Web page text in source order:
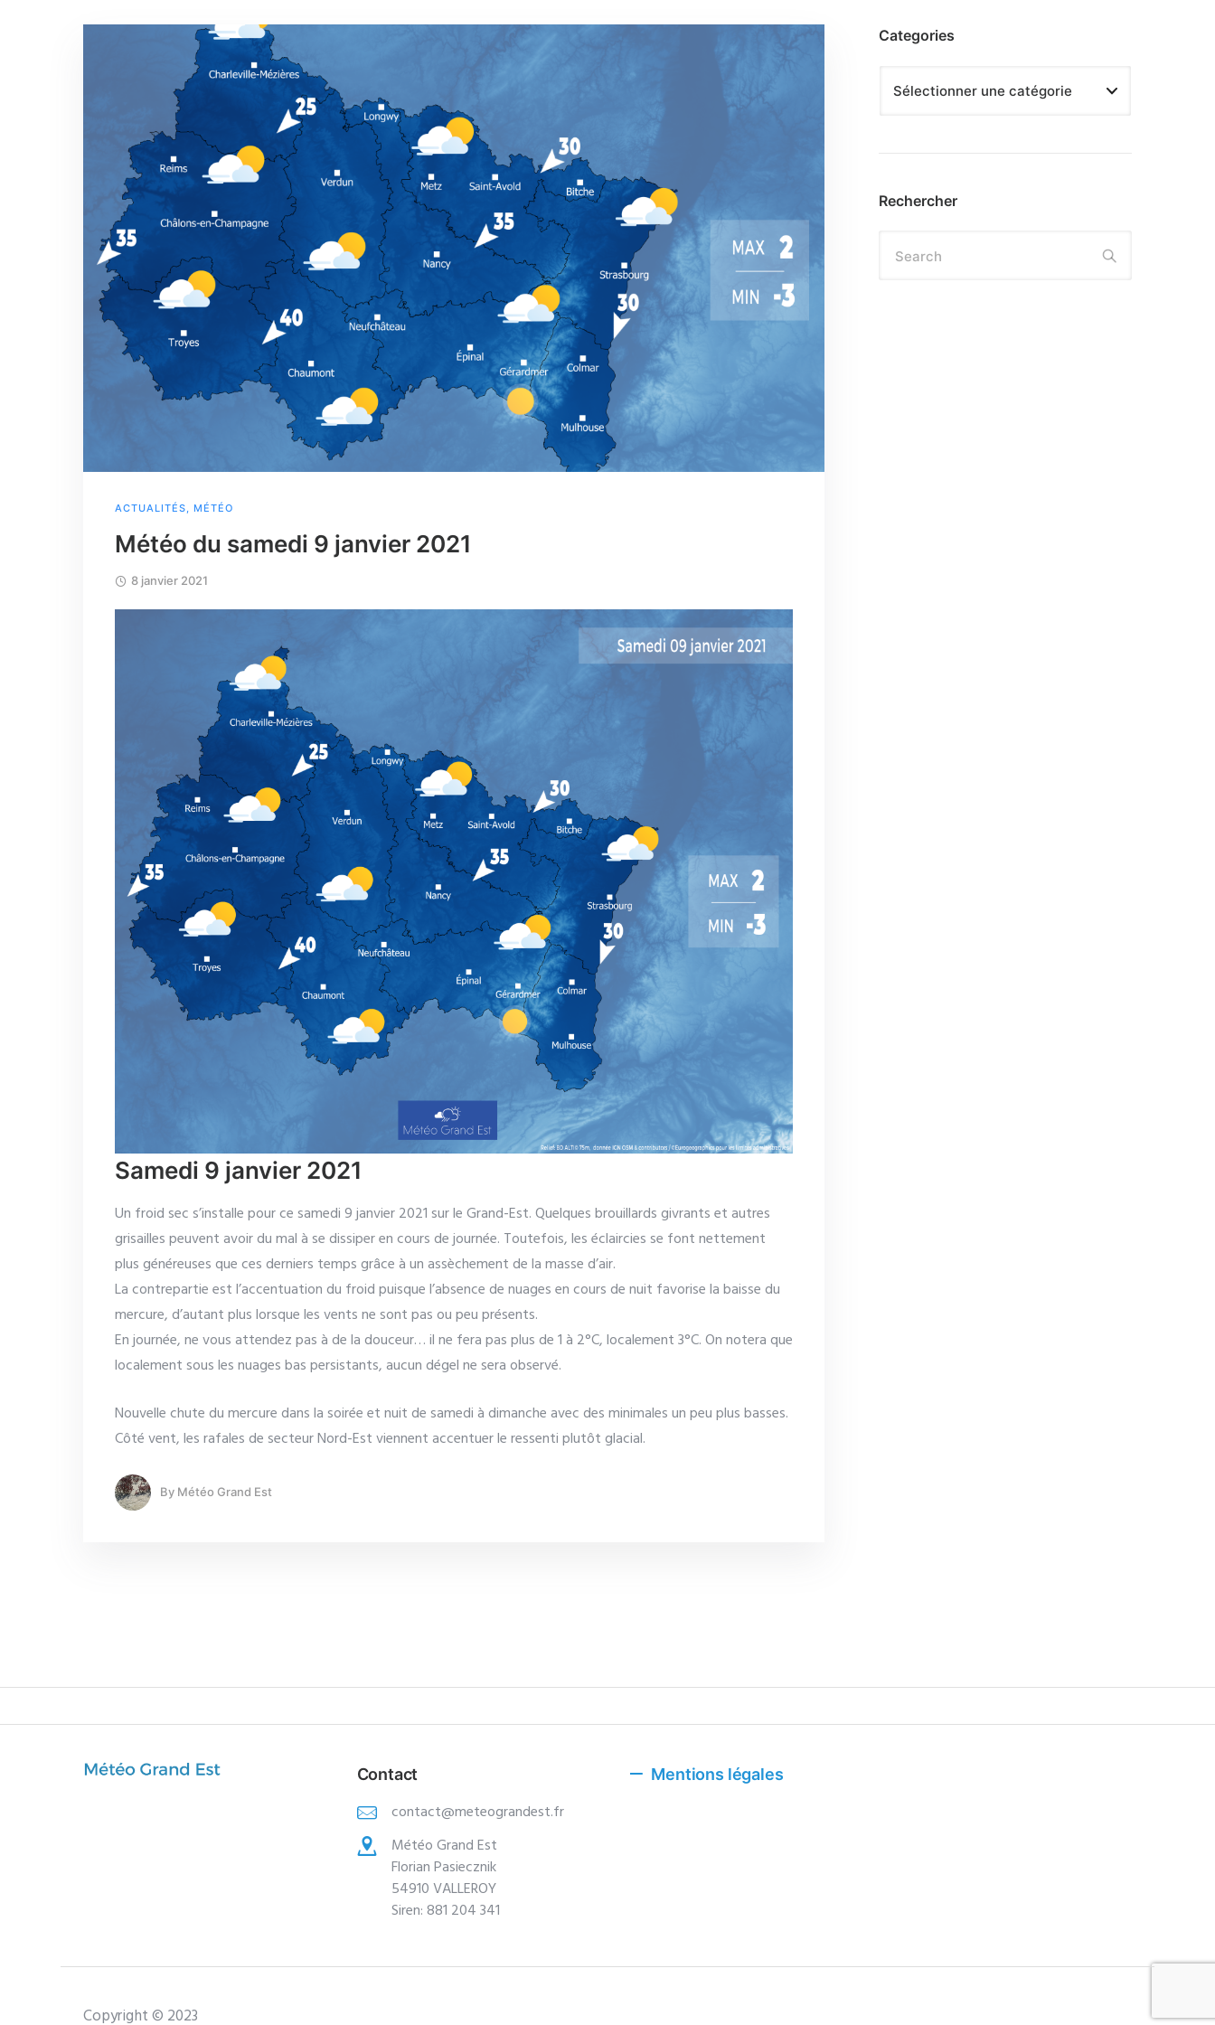
ACTUALITÉS, MÉTÉO
Météo du samedi 9 janvier 2021
8 janvier 2021
Samedi 9 janvier 2021
Un froid sec s’installe pour ce samedi 9 janvier 2021 sur le Grand-Est. Quelques brouillards givrants et autres
grisailles peuvent avoir du mal à se dissiper en cours de journée. Toutefois, les éclaircies se font nettement
plus généreuses que ces derniers temps grâce à un assèchement de la masse d’air.
La contrepartie est l’accentuation du froid puisque l’absence de nuages en cours de nuit favorise la baisse du
mercure, d’autant plus lorsque les vents ne sont pas ou peu présents.
En journée, ne vous attendez pas à de la douceur… il ne fera pas plus de 1 à 2°C, localement 3°C. On notera que
localement sous les nuages bas persistants, aucun dégel ne sera observé.
Nouvelle chute du mercure dans la soirée et nuit de samedi à dimanche avec des minimales un peu plus basses.
Côté vent, les rafales de secteur Nord-Est viennent accentuer le ressenti plutôt glacial.
By Météo Grand Est
Categories
Rechercher
Search
Contact
contact@meteograndest.fr
Météo Grand Est
Florian Pasiecznik
54910 VALLEROY
Siren: 881 204 341
Mentions légales
Copyright © 2023